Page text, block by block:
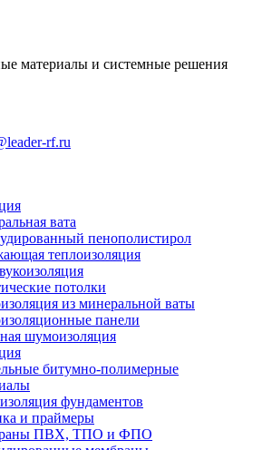
материалы и системные решения
rf.ru
вата
пенополистирол
теплоизоляция
потолки
из минеральной ваты
панели
шумоизоляция
битумно-полимерные
фундаментов
и праймеры
ПВХ, ТПО и ФПО